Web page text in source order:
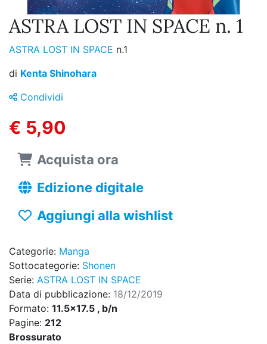
ASTRA LOST IN SPACE n. 1
ASTRA LOST IN SPACE n.1
di Kenta Shinohara
Condividi
€ 5,90
Acquista ora
Edizione digitale
Aggiungi alla wishlist
Categorie: Manga
Sottocategorie: Shonen
Serie: ASTRA LOST IN SPACE
Data di pubblicazione: 18/12/2019
Formato: 11.5x17.5 , b/n
Pagine: 212
Brossurato